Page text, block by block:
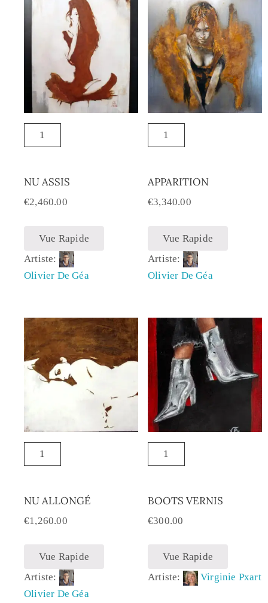
NU ASSIS
€2,460.00
Vue Rapide
Artiste:
Olivier De Géa
APPARITION
€3,340.00
Vue Rapide
Artiste:
Olivier De Géa
NU ALLONGÉ
€1,260.00
Vue Rapide
Artiste:
Olivier De Géa
BOOTS VERNIS
€300.00
Vue Rapide
Artiste:
Virginie Pxart